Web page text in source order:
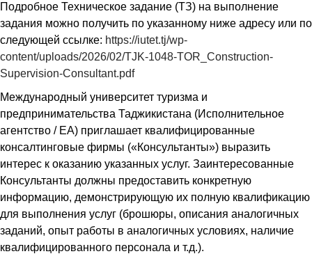
Подробное Техническое задание (ТЗ) на выполнение
задания можно получить по указанному ниже адресу или по
следующей ссылке: https://iutet.tj/wp-
content/uploads/2026/02/TJK-1048-TOR_Construction-
Supervision-Consultant.pdf
Международный университет туризма и
предпринимательства Таджикистана (Исполнительное
агентство / EA) приглашает квалифицированные
консалтинговые фирмы («Консультанты») выразить
интерес к оказанию указанных услуг. Заинтересованные
Консультанты должны предоставить конкретную
информацию, демонстрирующую их полную квалификацию
для выполнения услуг (брошюры, описания аналогичных
заданий, опыт работы в аналогичных условиях, наличие
квалифицированного персонала и т.д.).